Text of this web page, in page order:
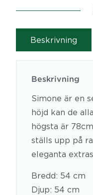
Beskrivning
Beskrivning
Simone är en
höjd kan de
högsta är
ställs upp på
eleganta
Bredd: 54 cm
Djup: 54 cm